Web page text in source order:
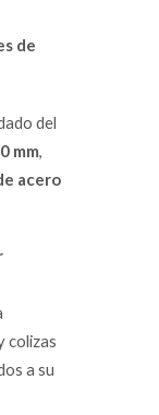
de
del
mm,
acero
colizas
a su